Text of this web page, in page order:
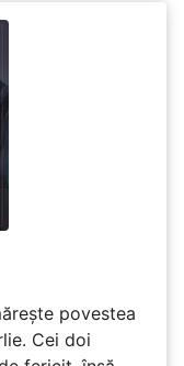
povestea
Cei doi